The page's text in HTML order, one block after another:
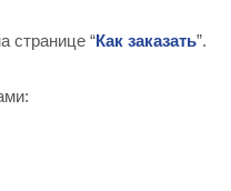
странице “Как заказать”.